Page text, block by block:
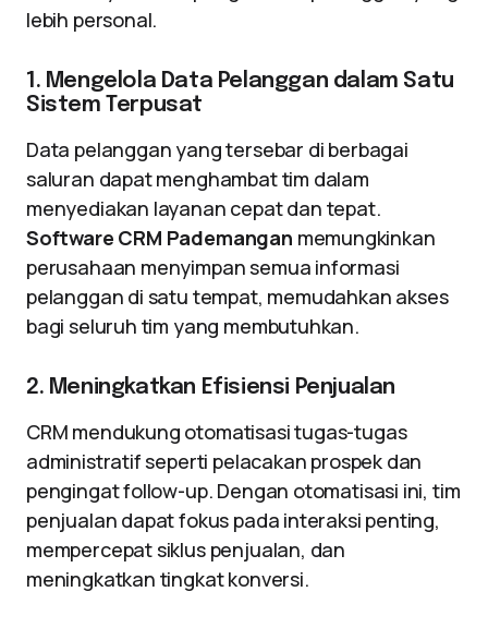
lebih personal.
1. Mengelola Data Pelanggan dalam Satu
Sistem Terpusat
Data pelanggan yang tersebar di berbagai
saluran dapat menghambat tim dalam
menyediakan layanan cepat dan tepat.
Software CRM Pademangan memungkinkan
perusahaan menyimpan semua informasi
pelanggan di satu tempat, memudahkan akses
bagi seluruh tim yang membutuhkan.
2. Meningkatkan Efisiensi Penjualan
CRM mendukung otomatisasi tugas-tugas
administratif seperti pelacakan prospek dan
pengingat follow-up. Dengan otomatisasi ini, tim
penjualan dapat fokus pada interaksi penting,
mempercepat siklus penjualan, dan
meningkatkan tingkat konversi.